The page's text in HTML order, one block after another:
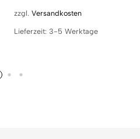
zzgl. Versandkosten
Lieferzeit: 3-5 Werktage